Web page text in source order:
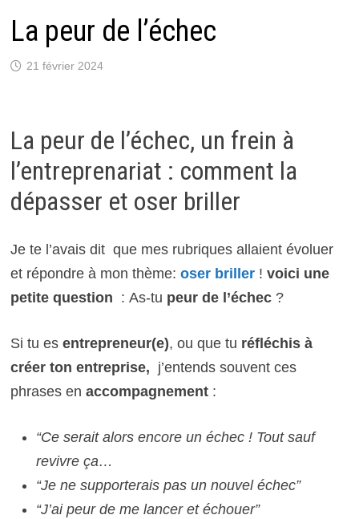
La peur de l’échec
21 février 2024
La peur de l’échec, un frein à
l’entreprenariat : comment la
dépasser et oser briller
Je te l’avais dit que mes rubriques allaient évoluer
et répondre à mon thème: oser briller! voici une
petite question : As-tu peur de l’échec?
Si tu es entrepreneur(e), ou que tu réfléchis à
créer ton entreprise, j’entends souvent ces
phrases en accompagnement:
“Ce serait alors encore un échec ! Tout sauf
revivre ça…
“Je ne supporterais pas un nouvel échec”
“J’ai peur de me lancer et échouer”